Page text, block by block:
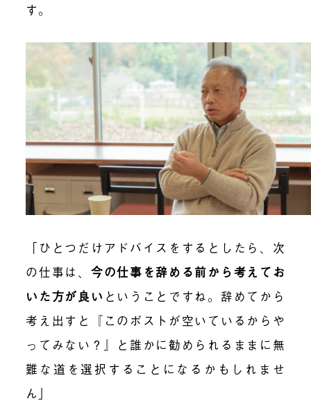
す。
「ひとつだけアドバイスをするとしたら、次
の仕事は、 今の仕事を辞める前から考えてお
いた方が良い ということですね。辞めてから
考え出すと『このポストが空いているからや
ってみない？』と誰かに勧められるままに無
難な道を選択することになるかもしれませ
ん」